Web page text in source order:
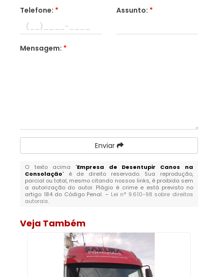
Telefone: * Assunto: *
Mensagem: *
Enviar
O texto acima "Empresa de Desentupir Canos na
Consolação" é de direito reservado. Sua reprodução,
parcial ou total, mesmo citando nossos links, é proibida sem
a autorização do autor. Plágio é crime e está previsto no
artigo 184 do Código Penal. – Lei n° 9.610-98 sobre direitos
autorais.
Veja Também